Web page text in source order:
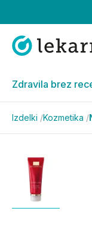
Zdravila brez
Izdelki /Kozmetika /